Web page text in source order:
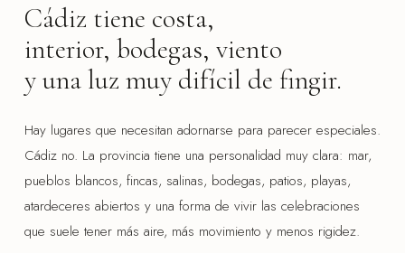
Cádiz tiene costa,
interior, bodegas, viento
y una luz muy difícil de fingir.
Hay lugares que necesitan adornarse para parecer especiales.
Cádiz no. La provincia tiene una personalidad muy clara: mar,
pueblos blancos, fincas, salinas, bodegas, patios, playas,
atardeceres abiertos y una forma de vivir las celebraciones
que suele tener más aire, más movimiento y menos rigidez.